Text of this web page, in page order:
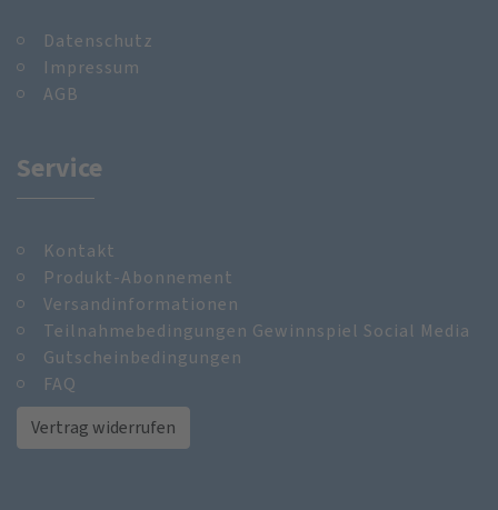
Datenschutz
Impressum
AGB
Service
Kontakt
Produkt-Abonnement
Versandinformationen
Teilnahmebedingungen Gewinnspiel Social Media
Gutscheinbedingungen
FAQ
Vertrag widerrufen